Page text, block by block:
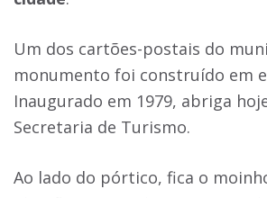
Um dos cartões-postais do
monumento foi construído em
Inaugurado em 1979, abriga
Secretaria de Turismo.
Ao lado do pórtico, fica o